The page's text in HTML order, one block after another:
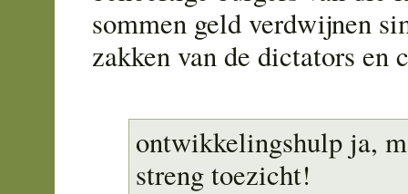
sommen geld verdwijnen
zakken van de dictators en
ontwikkelingshulp ja,
streng toezicht!